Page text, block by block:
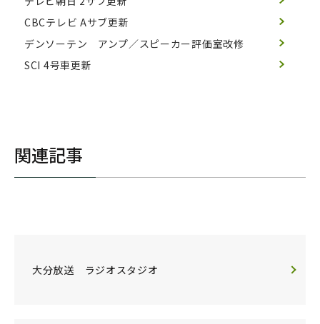
CBCテレビ Aサブ更新
デンソーテン アンプ／スピーカー評価室改修
SCI 4号車更新
関連記事
大分放送 ラジオスタジオ